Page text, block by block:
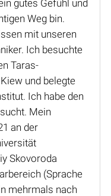
gutes Gefühl und
Weg bin.
mit unseren
Ich besuchte
Taras-
und belegte
Ich habe den
Mein
an der
Skovoroda
(Sprache
mehrmals nach